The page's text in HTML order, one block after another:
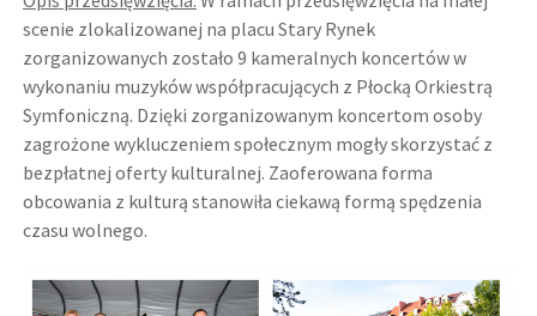
scenie zlokalizowanej na placu Stary Rynek
zorganizowanych zostało 9 kameralnych koncertów w
wykonaniu muzyków współpracujących z Płocką Orkiestrą
Symfoniczną. Dzięki zorganizowanym koncertom osoby
zagrożone wykluczeniem społecznym mogły skorzystać z
bezpłatnej oferty kulturalnej. Zaoferowana forma
obcowania z kulturą stanowiła ciekawą formą spędzenia
czasu wolnego.